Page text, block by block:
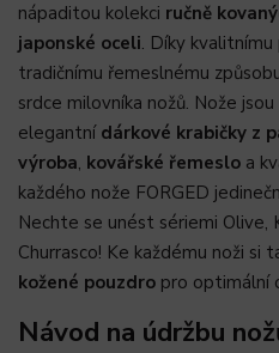
nápaditou kolekci ručně
japonské oceli. Díky
tradičnímu řemeslnému
srdce milovníka nožů. Nože
elegantní dárkové krabičky z
výroba, kovářské řemeslo a
každého nože FORGED
Nechte se unést sériemi Olive,
Churrasco! Ke každému noži si
kožené pouzdro pro optimální
Návod na údržbu